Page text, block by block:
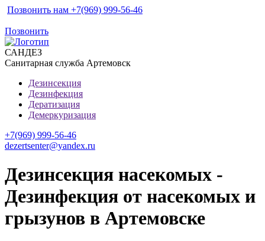
Позвонить нам +7(969) 999-56-46
Позвонить
САНДЕЗ
Санитарная служба Артемовск
Дезинсекция
Дезинфекция
Дератизация
Демеркуризация
+7(969) 999-56-46
dezertsenter@yandex.ru
Дезинсекция насекомых -
Дезинфекция от насекомых и
грызунов в Артемовске